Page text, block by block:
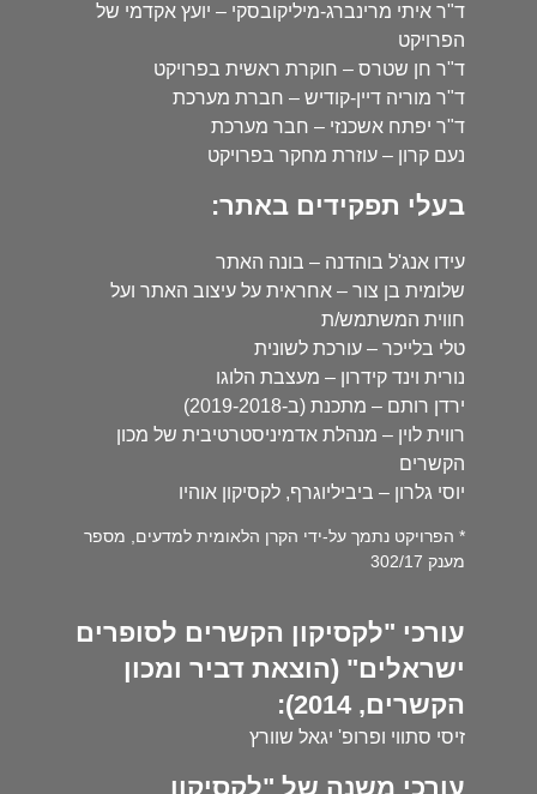
ד"ר איתי מרינברג-מיליקובסקי – יועץ אקדמי של
הפרויקט
ד"ר חן שטרס – חוקרת ראשית בפרויקט
ד"ר מוריה דיין-קודיש – חברת מערכת
ד"ר יפתח אשכנזי – חבר מערכת
נעם קרון – עוזרת מחקר בפרויקט
בעלי תפקידים באתר:
עידו אנג'ל בוהדנה – בונה האתר
שלומית בן צור – אחראית על עיצוב האתר ועל
חווית המשתמש/ת
טלי בלייכר – עורכת לשונית
נורית וינד קידרון – מעצבת הלוגו
ירדן רותם – מתכנת (ב-2019-2018)
רווית לוין – מנהלת אדמיניסטרטיבית של מכון
הקשרים
יוסי גלרון – ביביליוגרף, לקסיקון אוהיו
* הפרויקט נתמך על-ידי הקרן הלאומית למדעים, מספר
מענק 302/17
עורכי "לקסיקון הקשרים לסופרים
ישראלים" (הוצאת דביר ומכון
הקשרים, 2014):
זיסי סתווי ופרופ' יגאל שוורץ
עורכי משנה של "לקסיקון